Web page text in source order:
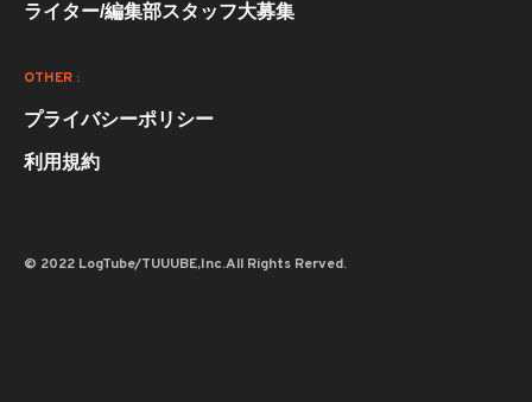
ライター/編集部スタッフ大募集
OTHER :
プライバシーポリシー
利用規約
© 2022 LogTube/TUUUBE,Inc.All Rights Rerved.